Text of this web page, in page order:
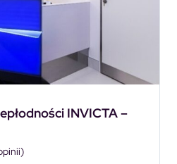
INVICTA –